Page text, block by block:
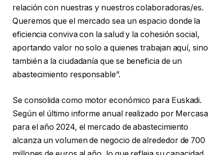
relación con nuestras y nuestros colaboradoras/es.
Queremos que el mercado sea un espacio donde la
eficiencia conviva con la salud y la cohesión social,
aportando valor no solo a quienes trabajan aquí, sino
también a la ciudadanía que se beneficia de un
abastecimiento responsable”.
Se consolida como motor económico para Euskadi.
Según el último informe anual realizado por Mercasa
para el año 2024, el mercado de abastecimiento
alcanza un volumen de negocio de alrededor de 700